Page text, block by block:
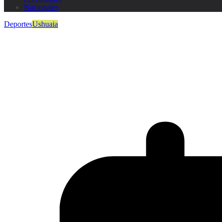
Nacionales
DeportesUshuaia